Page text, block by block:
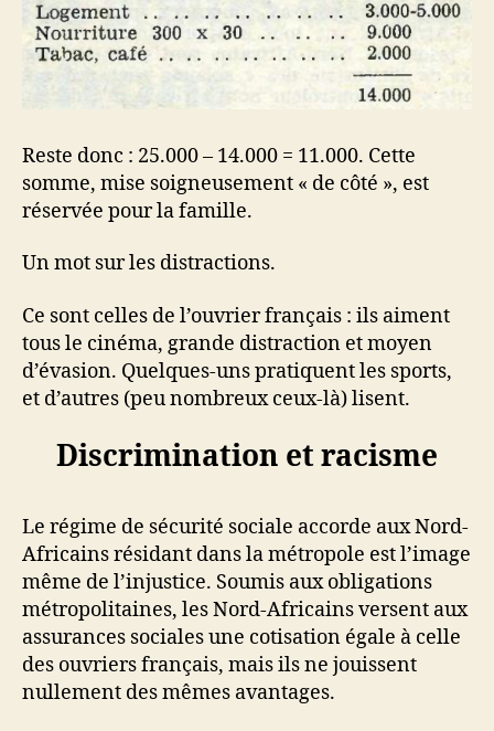
Reste donc : 25.000 – 14.000 = 11.000. Cette
somme, mise soigneusement « de côté », est
réservée pour la famille.
Un mot sur les distractions.
Ce sont celles de l’ouvrier français : ils aiment
tous le cinéma, grande distraction et moyen
d’évasion. Quelques-uns pratiquent les sports,
et d’autres (peu nombreux ceux-là) lisent.
Discrimination et racisme
Le régime de sécurité sociale accorde aux Nord-
Africains résidant dans la métropole est l’image
même de l’injustice. Soumis aux obligations
métropolitaines, les Nord-Africains versent aux
assurances sociales une cotisation égale à celle
des ouvriers français, mais ils ne jouissent
nullement des mêmes avantages.